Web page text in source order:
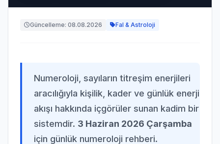
Güncelleme: 08.08.2026 Fal & Astroloji
Numeroloji, sayıların titreşim enerjileri
aracılığıyla kişilik, kader ve günlük enerji
akışı hakkında içgörüler sunan kadim bir
sistemdir. 3 Haziran 2026 Çarşamba
için günlük numeroloji rehberi.